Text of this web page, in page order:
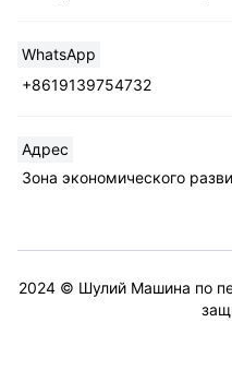
WhatsApp
+8619139754732
Адрес
Зона экономического
2024 © Шулий Машина по